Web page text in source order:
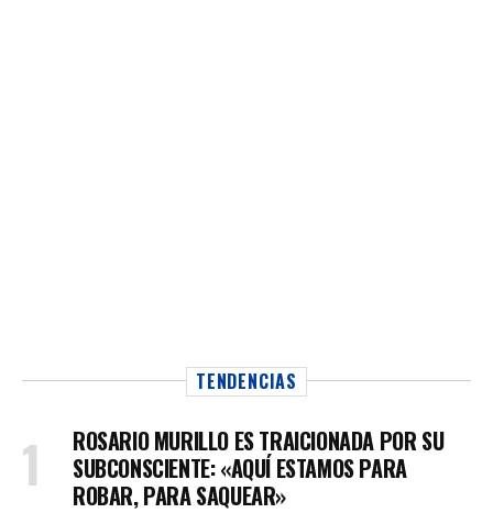
TENDENCIAS
ROSARIO MURILLO ES TRAICIONADA POR SU
SUBCONSCIENTE: «AQUÍ ESTAMOS PARA
ROBAR, PARA SAQUEAR»